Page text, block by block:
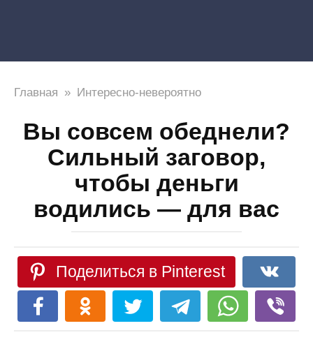
Главная » Интересно-невероятно
Вы совсем обеднели?
Сильный заговор,
чтобы деньги
водились — для вас
Поделиться в Pinterest